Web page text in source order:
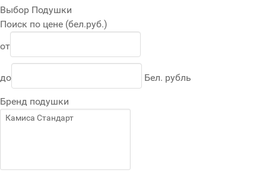
Выбор Подушки
Поиск по цене (бел.руб.)
от
до Бел. рубль
Бренд подушки